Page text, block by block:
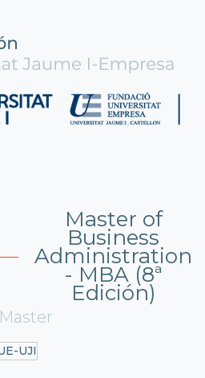
Master of
Business
Administration
- MBA (8ª
Edición)
Master